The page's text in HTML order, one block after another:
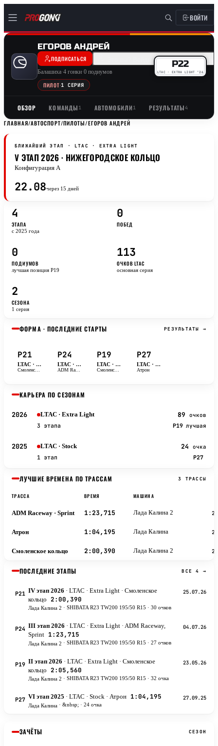
ВОЙТИ
ЕГОРОВ АНДРЕЙ
ПОДПИСАТЬСЯ Это вы? Войдите и заберите
Балашиха·4 гонки·0 подиумов
ПИЛОТ·1 СЕРИЯ
P22
LTAC · EXTRA LIGHT ’26
ОБЗОР КОМАНДЫ 1 АВТОМОБИЛИ1 РЕЗУЛЬТАТЫ4
ГЛАВНАЯ/АВТОСПОРТ/ПИЛОТЫ/ЕГОРОВ АНДРЕЙ
БЛИЖАЙШИЙ ЭТАП · LTAC · EXTRA LIGHT
V ЭТАП 2026 · НИЖЕГОРОДСКОЕ КОЛЬЦО
Конфигурация A
22.08через 15 дней
4
ЭТАПА
с 2025 года
0
ПОБЕД
0
ПОДИУМОВ
лучшая позиция P19
113
ОЧКОВ LTAC
основная серия
2
СЕЗОНА
1 серия
ФОРМА · ПОСЛЕДНИЕ СТАРТЫ РЕЗУЛЬТАТЫ →
P21
LTAC · IV этап 2026
P24
LTAC · III этап 2026
ADM Raceway
P19
LTAC · II этап 2026
P27
LTAC · VI этап 2025
Атрон
КАРЬЕРА ПО СЕЗОНАМ
2026 LTAC · Extra Light
3 этапа
89 очков
P19 лучшая
2025 LTAC · Stock
1 этап
24 очка
P27
ЛУЧШИЕ ВРЕМЕНА ПО ТРАССАМ 3 ТРАССЫ
ТРАССА ВРЕМЯ МАШИНА
ADM Raceway · Sprint 1:23,715 Лада Калина 2
Атрон 1:04,195 Лада Калина
Смоленское кольцо 2:00,390 Лада Калина 2
ПОСЛЕДНИЕ ЭТАПЫ ВСЕ 4 →
P21 IV этап 2026 · LTAC · Extra Light · Смоленское
кольцо 2:00,390
Лада Калина 2 · SHIBATA R23 TW200 195/50 R15 · 30 очков
25.07.26
P24 III этап 2026 · LTAC · Extra Light · ADM Raceway,
Sprint 1:23,715
Лада Калина 2 · SHIBATA R23 TW200 195/50 R15 · 27 очков
04.07.26
P19 II этап 2026 · LTAC · Extra Light · Смоленское
кольцо 2:05,560
Лада Калина 2 · SHIBATA R23 TW200 195/50 R15 · 32 очка
23.05.26
P27 VI этап 2025 · LTAC · Stock · Атрон 1:04,195
Лада Калина · &nbsp; · 24 очка
27.09.25
ЗАЧЁТЫ СЕЗОН